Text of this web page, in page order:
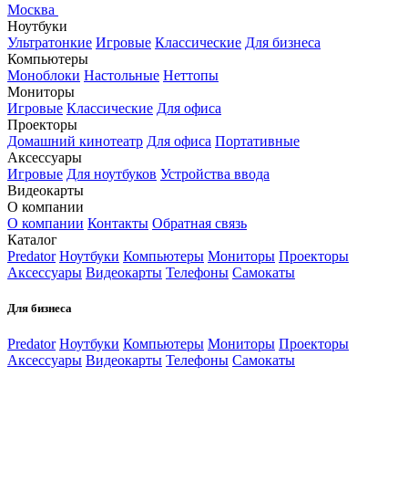
Москва
Ноутбуки
Ультратонкие Игровые Классические Для бизнеса
Компьютеры
Моноблоки Настольные Неттопы
Мониторы
Игровые Классические Для офиса
Проекторы
Домашний кинотеатр Для офиса Портативные
Аксессуары
Игровые Для ноутбуков Устройства ввода
Видеокарты
О компании
О компании Контакты Обратная связь
Каталог
Predator Ноутбуки Компьютеры Мониторы Проекторы
Аксессуары Видеокарты Телефоны Самокаты
Для бизнеса
Predator Ноутбуки Компьютеры Мониторы Проекторы
Аксессуары Видеокарты Телефоны Самокаты